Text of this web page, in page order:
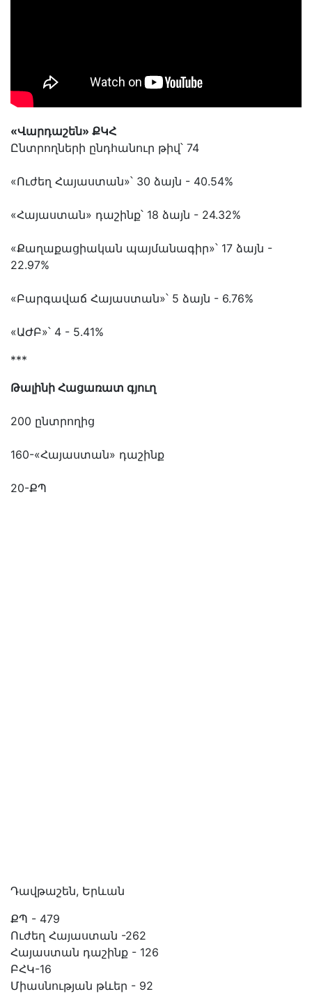
«Վարդաշեն» ՔԿՀ
Ընտրողների ընդհանուր թիվ՝ 74
«Ուժեղ Հայաստան»՝ 30 ձայն - 40.54%
«Հայաստան» դաշինք՝ 18 ձայն - 24.32%
«Քաղաքացիական պայմանագիր»՝ 17 ձայն -
22.97%
«Բարգավաճ Հայաստան»՝ 5 ձայն - 6.76%
«ԱԺԲ»՝ 4 - 5.41%
***
Թալինի Հացառատ գյուղ
200 ընտրողից
160-«Հայաստան» դաշինք
20-ՔՊ
Դավթաշեն, Երևան
ՔՊ - 479
Ուժեղ Հայաստան -262
Հայաստան դաշինք - 126
ԲՀԿ-16
Միասնության թևեր - 92